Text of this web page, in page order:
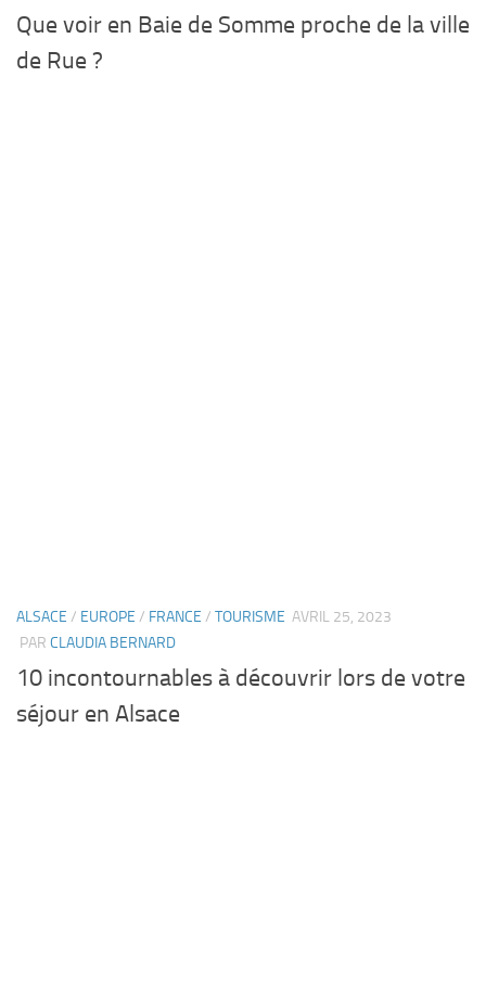
Que voir en Baie de Somme proche de la ville
de Rue ?
ALSACE / EUROPE / FRANCE / TOURISME AVRIL 25, 2023
PAR CLAUDIA BERNARD
10 incontournables à découvrir lors de votre
séjour en Alsace